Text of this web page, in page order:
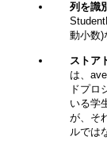
列を識
動小数)
ストア
は、
ドプロ
いる学
が、そ
ルでは